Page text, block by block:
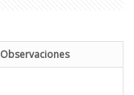
Observaciones